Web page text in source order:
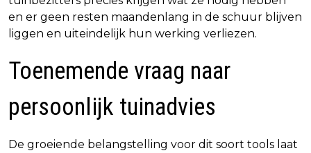
en er geen resten maandenlang in de schuur blijven
liggen en uiteindelijk hun werking verliezen.
Toenemende vraag naar
persoonlijk tuinadvies
De groeiende belangstelling voor dit soort tools laat